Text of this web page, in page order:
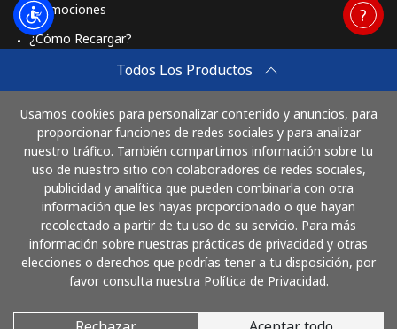
Todos Los Productos
Usamos cookies para personalizar contenido y anuncios, para
proporcionar funciones de redes sociales y para analizar
nuestro tráfico. También compartimos información sobre tu
uso de nuestro sitio con colaboradores de redes sociales,
publicidad y analítica que pueden combinarla con otra
información que les hayas proporcionado o que hayan
recolectado a partir de tu uso de su servicio. Para más
información sobre nuestras prácticas de privacidad y otras
elecciones o derechos que podrías tener a tu disposición, por
favor consulta nuestra Política de Privacidad.
Promociones
¿Cómo Recargar?
Cómo funciona
Paga con